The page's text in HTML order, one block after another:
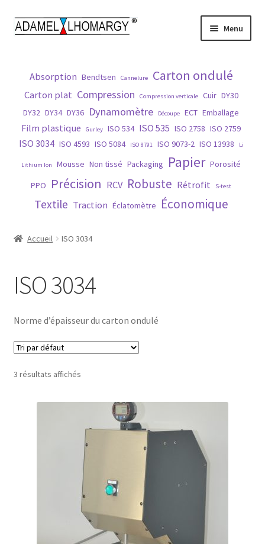
Aller
à
Aller
au
Menu
Histoire
Matières
Normes
Réparation
Absorption Bendtsen Cannelure Carton ondulé
Carton plat Compression Compression verticale Cuir DY30
DY32 DY34 DY36 Dynamomètre Découpe ECT Emballage
Film plastique Gurley ISO 534 ISO 535 ISO 2758 ISO 2759
ISO 3034 ISO 4593 ISO 5084 ISO 8791 ISO 9073-2 ISO 13938 Li
Lithium Ion Mousse Non tissé Packaging Papier Porosité
PPO
Précision RCV Robuste Rétrofit S-test
Textile Traction Éclatomètre Économique
Accueil ISO 3034
ISO 3034
Norme d’épaisseur du carton ondulé
3 résultats affichés